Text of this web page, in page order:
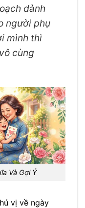
dành
người phụ
mình thì
cùng
Và Gợi Ý
vị về ngày